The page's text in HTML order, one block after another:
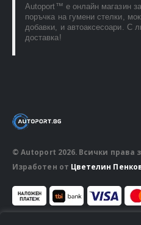
Autoport™ e онлайн магазин
поръчка на гумени стелки,
добавки, и автоаксесоари. С
доставка!
© Autoport 2026. Всички права
Изработен от Цветелин